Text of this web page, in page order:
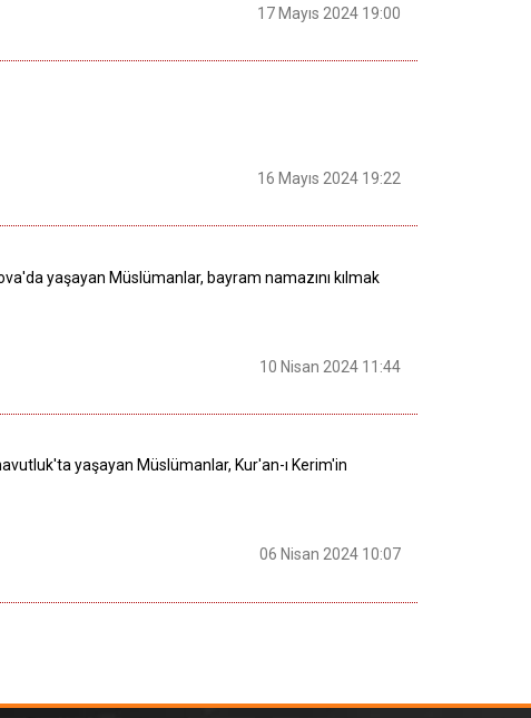
17 Mayıs 2024 19:00
16 Mayıs 2024 19:22
yaşayan Müslümanlar, bayram namazını kılmak
10 Nisan 2024 11:44
yaşayan Müslümanlar, Kur'an-ı Kerim'in
06 Nisan 2024 10:07